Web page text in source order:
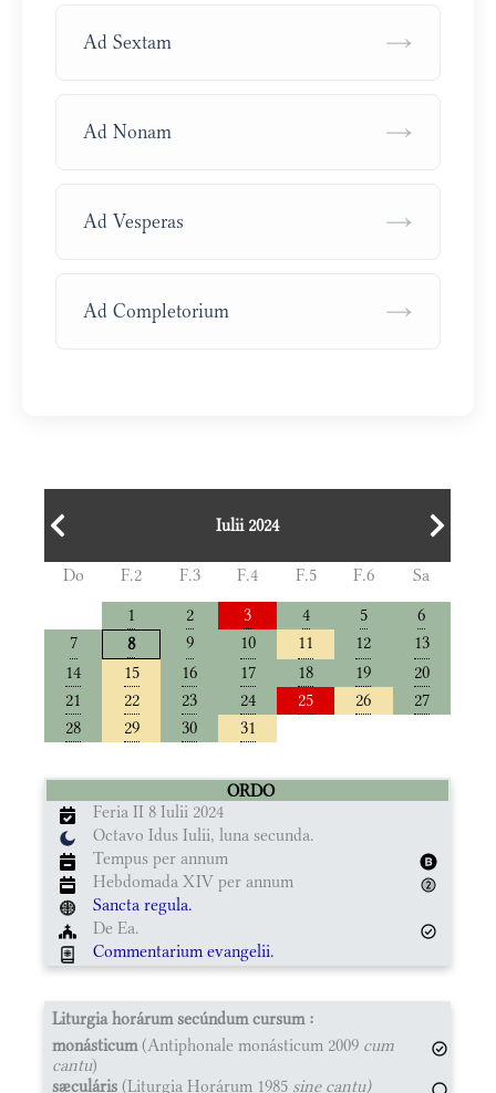
Ad Sextam →
Ad Nonam →
Ad Vesperas →
Ad Completorium →
Iulii 2024
Do F.2 F.3 F.4 F.5 F.6
Sa
1
2 3 4 5
6
7
8 9 10 11 12
13
14
15 16 17 18 19
20
21
22 23 24 25 26
27
28
29 30 31
ORDO
Feria II 8 Iulii 2024
Octavo Idus Iulii, luna secunda.
Tempus per annum
Hebdomada XIV per annum
Sancta regula.
De Ea.
Commentarium evangelii.
Liturgia horárum secúndum cursum :
monásticum(Antiphonale monásticum 2009 cum
cantu)
sæculáris (Liturgia Horárum 1985 sine cantu)